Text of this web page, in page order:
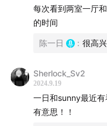
每次看到两室一厅
的时间
陈一日 : 很高
Sherlock_Sv2
2024.9.19
一日和sunny最近
有意思！！